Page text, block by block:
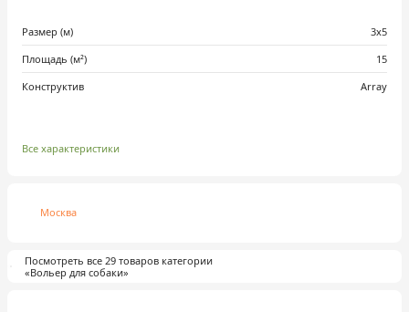
Размер (м)
3х5
Площадь (м²)
15
Конструктив
Array
Все характеристики
Москва
Посмотреть все 29 товаров категории
«Вольер для собаки»